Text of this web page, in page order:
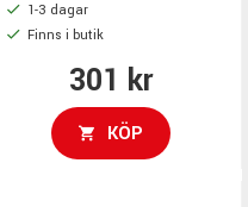
1-3 dagar
Finns i butik
301 kr
KÖP